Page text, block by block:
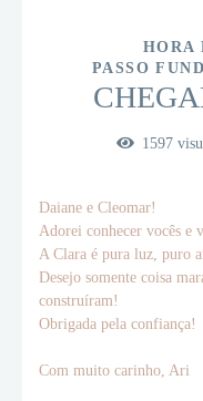
HORA
PASSO
1597
Daiane e Cleomar!
Adorei conhecer vocês e
A Clara é pura luz, puro
Desejo somente coisa
construíram!
Obrigada pela confiança!
Com muito carinho, Ari